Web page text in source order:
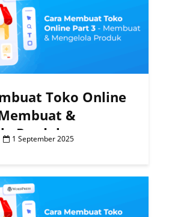
Toko Online
&
Produk
1 September 2025